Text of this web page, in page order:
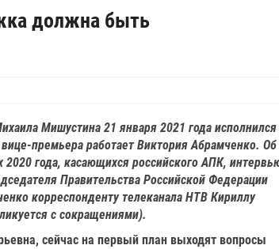
должна быть
Мишустина 21 января 2021 года исполнился
премьера работает Виктория Абрамченко. Об
2020 года, касающихся российского АПК,
Правительства Российской Федерации
корреспонденту телеканала НТВ Кириллу
с сокращениями).
сейчас на первый план выходят вопросы